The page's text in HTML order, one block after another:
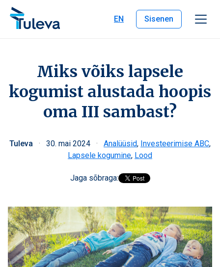
Liigu edasi sisu juurde
EN
Sisenen
Miks võiks lapsele
kogumist alustada hoopis
oma III sambast?
Tuleva · 30. mai 2024 · Analüüsid, Investeerimise ABC,
Lapsele kogumine, Lood
Jaga sõbraga: